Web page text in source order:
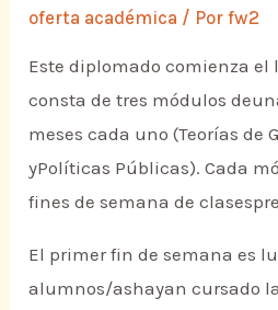
oferta académica / Porfw2
Este diplomado comienza el
consta de tres módulos
meses cada uno (Teorías de
yPolíticas Públicas). Cada
fines de semana de
El primer fin de semana es
alumnos/ashayan cursado